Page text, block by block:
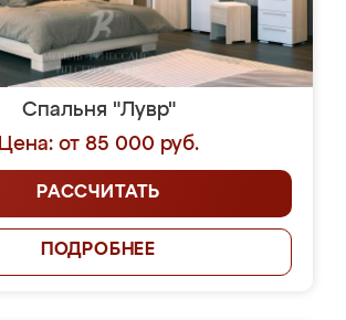
Спальня "Лувр"
Цена: от 85 000 руб.
РАССЧИТАТЬ
ПОДРОБНЕЕ